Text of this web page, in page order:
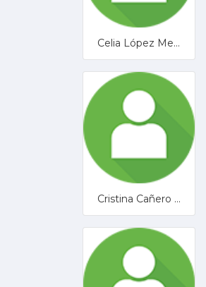
Celia López Mena
Cristina Cañero Perez